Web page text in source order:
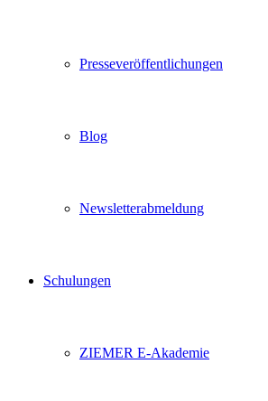
Presseveröffentlichungen
Blog
Newsletterabmeldung
Schulungen
ZIEMER E-Akademie